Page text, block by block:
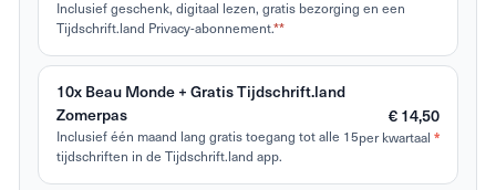
Inclusief geschenk, digitaal lezen, gratis bezorging en een
Tijdschrift.land Privacy-abonnement.**
10x Beau Monde + Gratis Tijdschrift.land
Zomerpas
Inclusief één maand lang gratis toegang tot alle 15
tijdschriften in de Tijdschrift.land app.
€ 14,50
per kwartaal *